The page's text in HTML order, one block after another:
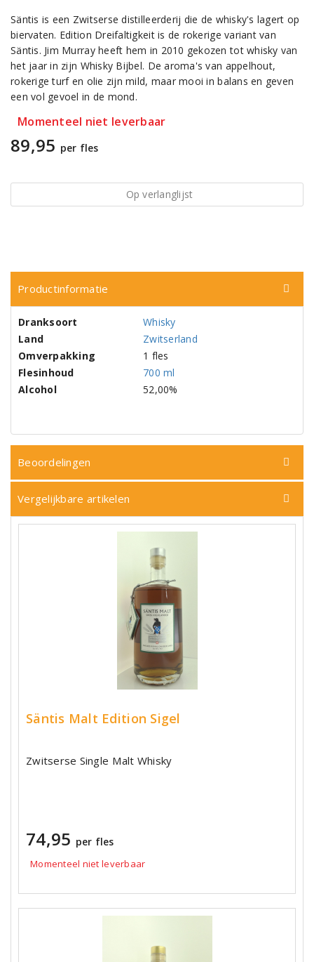
Säntis is een Zwitserse distilleerderij die de whisky's lagert op
biervaten. Edition Dreifaltigkeit is de rokerige variant van
Säntis. Jim Murray heeft hem in 2010 gekozen tot whisky van
het jaar in zijn Whisky Bijbel. De aroma's van appelhout,
rokerige turf en olie zijn mild, maar mooi in balans en geven
een vol gevoel in de mond.
Momenteel niet leverbaar
89,95 per fles
Op verlanglijst
Productinformatie
Dranksoort
Whisky
Land
Zwitserland
Omverpakking
1 fles
Flesinhoud
700 ml
Alcohol
52,00%
Beoordelingen
Vergelijkbare artikelen
Säntis Malt Edition Sigel
Zwitserse Single Malt Whisky
74,95 per fles
Momenteel niet leverbaar